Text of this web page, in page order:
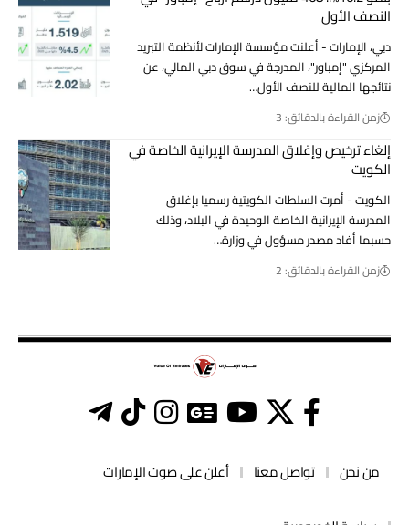
النصف الأول
دبي، الإمارات - أعلنت مؤسسة الإمارات لأنظمة التبريد
المركزي "إمباور"، المدرجة في سوق دبي المالي، عن
نتائجها المالية للنصف الأول…
زمن القراءة بالدقائق: 3
إلغاء ترخيص وإغلاق المدرسة الإيرانية الخاصة في
الكويت
الكويت - أمرت السلطات الكويتية رسميا بإغلاق
المدرسة الإيرانية الخاصة الوحيدة في البلاد، وذلك
حسبما أفاد مصدر مسؤول في وزارة…
زمن القراءة بالدقائق: 2
من نحن تواصل معنا أعلن على صوت الإمارات